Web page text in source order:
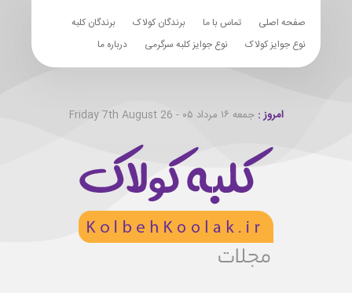
صفحه اصلی تماس با ما برندگان کولاک
برندگان کلبه
نوع جوایز کولاک
نوع جوایز کلبه سرگرمی درباره ما
امروز :جمعه ۱۶ مرداد ۰۵ - Friday 7th August 26